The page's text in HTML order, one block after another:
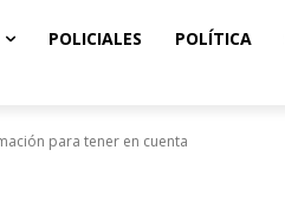
POLICIALES POLÍTICA
para tener en cuenta